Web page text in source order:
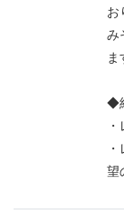
お
み
ま
◆
望